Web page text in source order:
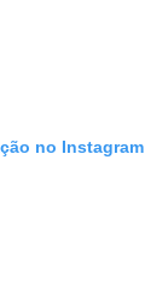
no Instagram